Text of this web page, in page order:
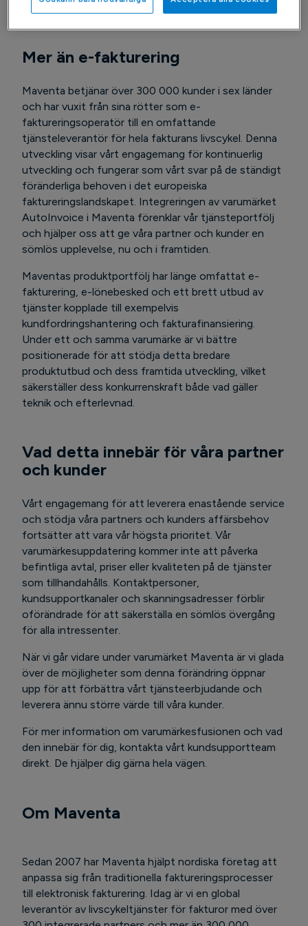
världsklass till våra partner och kunder.
Mer än e-fakturering
Maventa betjänar över 300 000 kunder i sex länder
och har vuxit från sina rötter som e-
faktureringsoperatör till en omfattande
tjänsteleverantör för hela fakturans livscykel. Denna
utveckling visar vårt engagemang för kontinuerlig
utveckling och fungerar som vårt svar på de ständigt
föränderliga behoven i det europeiska
faktureringslandskapet. Integreringen av varumärket
AutoInvoice i Maventa förenklar vår tjänsteportfölj
och hjälper oss att ge våra partner och kunder en
sömlös upplevelse, nu och i framtiden.
Maventas produktportfölj har länge omfattat e-
fakturering, e-lönebesked och ett brett utbud av
tjänster kopplade till exempelvis
kundfordringshantering och fakturafinansiering.
Under ett och samma varumärke är vi bättre
positionerade för att stödja detta bredare
produktutbud och dess framtida utveckling, vilket
säkerställer dess konkurrenskraft både vad gäller
teknik och efterlevnad.
Vad detta innebär för våra partner
och kunder
Vårt engagemang för att leverera enastående service
och stödja våra partners och kunders affärsbehov
fortsätter att vara vår högsta prioritet. Vår
varumärkesuppdatering kommer inte att påverka
befintliga avtal, priser eller kvaliteten på de tjänster
som tillhandahålls. Kontaktpersoner,
kundsupportkanaler och skanningsadresser förblir
oförändrade för att säkerställa en sömlös övergång
för alla intressenter.
När vi går vidare under varumärket Maventa är vi glada
över de möjligheter som denna förändring öppnar
upp för att förbättra vårt tjänsteerbjudande och
leverera ännu större värde till våra kunder.
För mer information om varumärkesfusionen och vad
den innebär för dig, kontakta vårt kundsupportteam
direkt. De hjälper dig gärna hela vägen.
Om Maventa
Sedan 2007 har Maventa hjälpt nordiska företag att
anpassa sig från traditionella faktureringsprocesser
till elektronisk fakturering. Idag är vi en global
leverantör av livscykeltjänster för fakturor med över